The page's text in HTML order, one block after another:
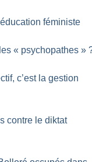
féministe
« psychopathes »
c’est la gestion
contre le diktat